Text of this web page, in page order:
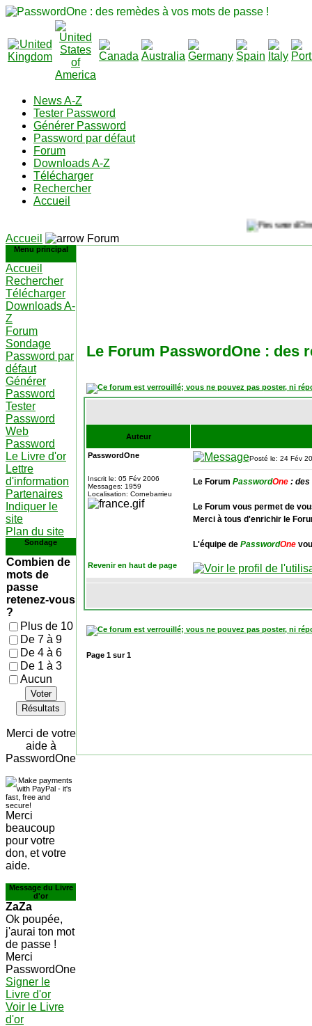
News A-Z
Tester Password
Générer Password
Password par défaut
Forum
Downloads A-Z
Télécharger
Rechercher
Accueil
Accueil Forum
Menu principal
Accueil
Rechercher
Télécharger
Downloads A-
Z
Forum
Sondage
Password par
défaut
Générer
Password
Tester
Password
Web
Password
Le Livre d'or
Lettre
d'information
Partenaires
Indiquer le
site
Plan du site
Sondage
Combien de
mots de
passe
retenez-vous
?
Plus de 10
De 7 à 9
De 4 à 6
De 1 à 3
Aucun
Voter
Résultats
Merci de votre
aide à
PasswordOne
Merci
beaucoup
pour votre
don, et votre
aide.
Message du Livre
d'or
ZaZa
Ok poupée,
j'aurai ton mot
de passe !
Merci
PasswordOne
Signer le
Livre d'or
Voir le Livre
d'or
Le Forum PasswordOne : des
Auteur
PasswordOne
Inscrit le: 05 Fév 2006
Messages: 1959
Localisation: Cornebarrieu
Posté le: 24 Fév
Le Forum PasswordOne : des
Le Forum vous permet de
Merci à tous d'enrichir le
L'équipe de PasswordOne
Revenir en haut de page
Page 1 sur1